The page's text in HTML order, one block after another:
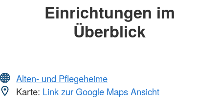
Einrichtungen im
Überblick
Alten- und Pflegeheime
Karte: Link zur Google Maps Ansicht